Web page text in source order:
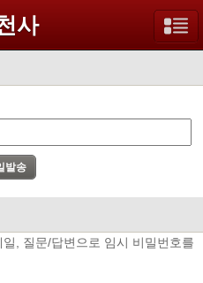
사
, 질문/답변으로 임시 비밀번호를